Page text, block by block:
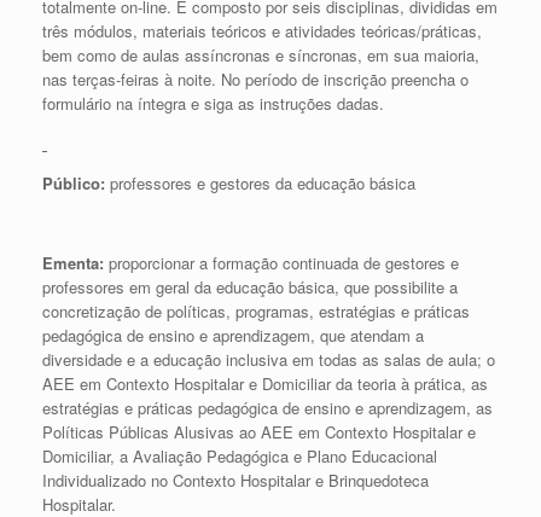
totalmente on-line. É composto por seis disciplinas, divididas em
três módulos, materiais teóricos e atividades teóricas/práticas,
bem como de aulas assíncronas e síncronas, em sua maioria,
nas terças-feiras à noite. No período de inscrição preencha o
formulário na íntegra e siga as instruções dadas.
Público: professores e gestores da educação básica
Ementa: proporcionar a formação continuada de gestores e
professores em geral da educação básica, que possibilite a
concretização de políticas, programas, estratégias e práticas
pedagógica de ensino e aprendizagem, que atendam a
diversidade e a educação inclusiva em todas as salas de aula; o
AEE em Contexto Hospitalar e Domiciliar da teoria à prática, as
estratégias e práticas pedagógica de ensino e aprendizagem, as
Políticas Públicas Alusivas ao AEE em Contexto Hospitalar e
Domiciliar, a Avaliação Pedagógica e Plano Educacional
Individualizado no Contexto Hospitalar e Brinquedoteca
Hospitalar.